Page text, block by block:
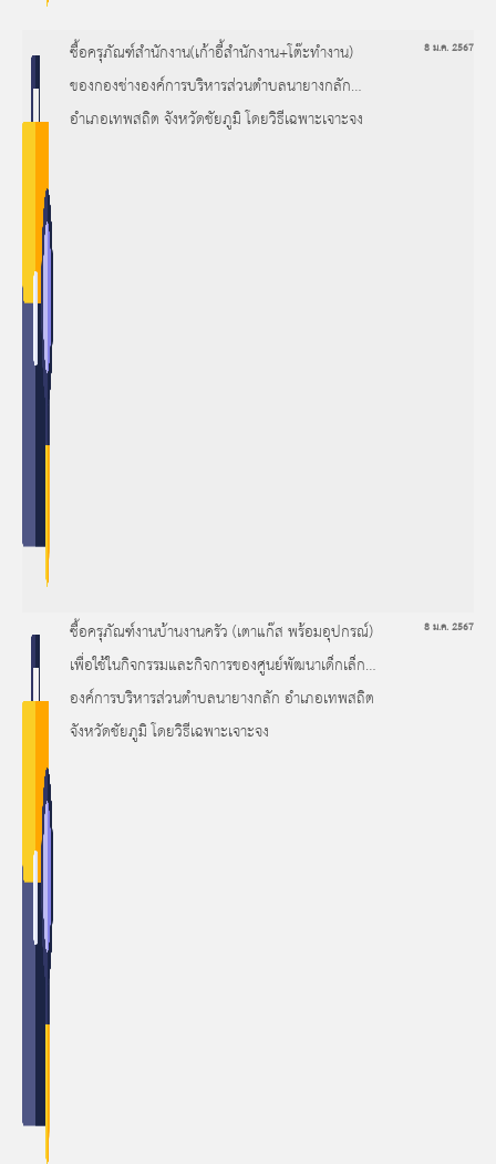
ซื้อครุภัณฑ์สำนักงาน(เก้าอี้สำนักงาน+โต๊ะทำงาน)
ของกองช่างองค์การบริหารส่วนตำบลนายางกลัก
อำเภอเทพสถิต จังหวัดชัยภูมิ โดยวิธีเฉพาะเจาะจง
8 ม.ค. 2567
ซื้อครุภัณฑ์งานบ้านงานครัว (เตาแก๊ส พร้อมอุปกรณ์)
เพื่อใช้ในกิจกรรมและกิจการของศูนย์พัฒนาเด็กเล็ก
องค์การบริหารส่วนตำบลนายางกลัก อำเภอเทพสถิต
จังหวัดชัยภูมิ โดยวิธีเฉพาะเจาะจง
8 ม.ค. 2567